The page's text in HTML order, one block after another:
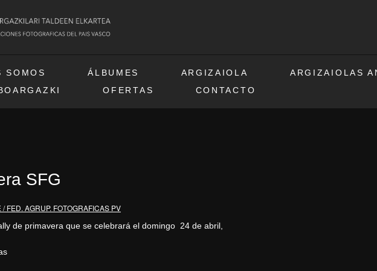
SOMOS ÁLBUMES ARGIZAIOLA ARGIZAIOLAS
OFERTAS CONTACTO
SFG
/ FED. AGRUP. FOTOGRAFICAS PV
de primavera que se celebrará el domingo 24 de abril,